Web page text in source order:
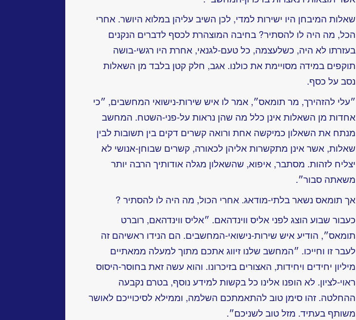
שאלות המיבחן היו ישירות למדי, לכן השיב עליהן במלוא היושר. אחרי
הכל, מה היה לו להסתיר? בחיבה המוצהרת לכסף לדברים הנקנים
בעזרתו לא היה, כשלעצמה, כל טעם-לגנאי, אחרת היו רגשי-בושה
תוקפים במידה מסויימת את כולנו. אגב, חלק קטן בלבד מן השאלות
נסב על כסף.
״עלי להזהירך, מר תומאס״, אמר לו איש שירות-נישואי המחשבים, ״כי
אחדות מן השאלות אינן כלל מה שהן נראות על-פני-השטח. המחשב
מנתח את השאלון כמיקשה אחת ורואה קשרים דקים בין תשובות לבין
שאלות, אשר אינן מתקשרות אליהן לכאורה, קשרים שבוחן-אנושי לא
יצליח לזהות. מסתבר, איפוא, שהשאלון מגלה אודותיך הרבה יותר
משאתה סבור״.
אך תומאס נשאר בלתי-מודאג. אחרי הכול, מה היה לו להסתיר ?
כעבור שבוע הוצג לפני אליס ווינדהאם. ״אליס ווינדהאם, רוברט
תומאס״, הודיע איש שירות-נישואי-המחשבים. הם הנידו ראשיהם זה
לעבר זו וחייכו. ״המחשב שלנו זיווג אתכם מתוך למעלה ממאתיים
מיליון יחידים ויחידות, האצורים בזיכרונו. והוא עשה זאת בחוסר-היסוס
ראוי-לציון. לא הופנו אלינו כל בקשות למידע נוסף, בטרם נקבעה
ההחלטה. זהו סימן טוב להתאמתכם השלמה, וממילא לסיכוייכם לאושר
משותף בעתיד. מזל טוב לשניכם״.